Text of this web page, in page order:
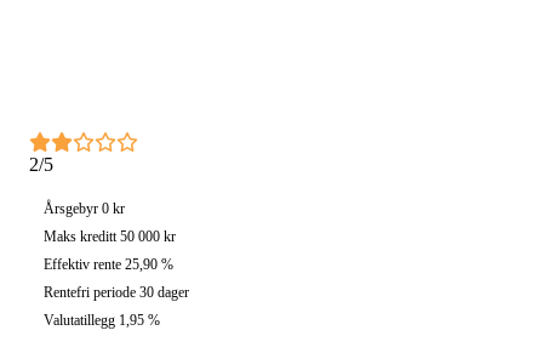
2/5
Årsgebyr 0 kr
Maks kreditt 50 000 kr
Effektiv rente 25,90 %
Rentefri periode 30 dager
Valutatillegg 1,95 %